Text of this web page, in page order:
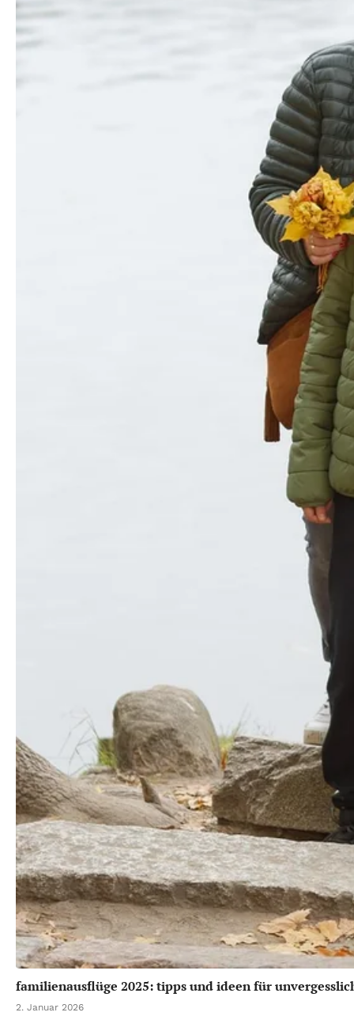
familienausflüge 2025: tipps und ideen für
2. Januar 2026